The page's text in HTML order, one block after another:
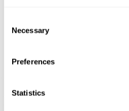
Selection
Necessary
Preferences
Statistics